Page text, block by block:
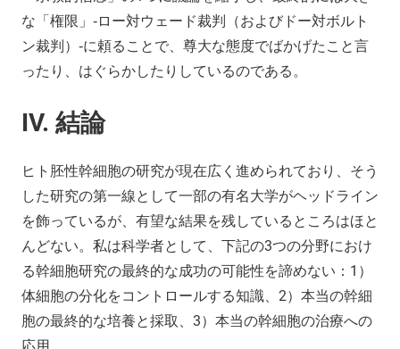
な「権限」‐ロー対ウェード裁判（およびドー対ボルト
ン裁判）‐に頼ることで、尊大な態度でばかげたこと言
ったり、はぐらかしたりしているのである。
IV. 結論
ヒト胚性幹細胞の研究が現在広く進められており、そう
した研究の第一線として一部の有名大学がヘッドライン
を飾っているが、有望な結果を残しているところはほと
んどない。私は科学者として、下記の3つの分野におけ
る幹細胞研究の最終的な成功の可能性を諦めない：1）
体細胞の分化をコントロールする知識、2）本当の幹細
胞の最終的な培養と採取、3）本当の幹細胞の治療への